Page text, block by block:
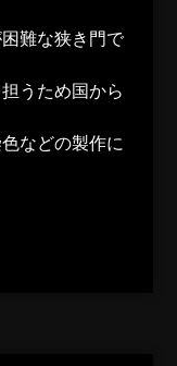
難な狭き門で
うため国から
などの製作に